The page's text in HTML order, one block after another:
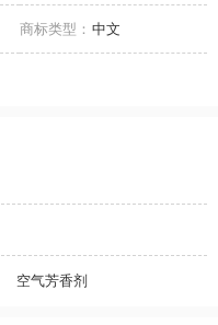
商标类型： 中文
空气芳香剂